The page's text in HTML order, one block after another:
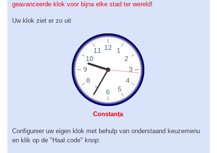
geavanceerde klok voor bijna elke stad ter wereld!
Uw klok ziet er zo uit
Constanța
Configureer uw eigen klok met behulp van onderstaand keuzemenu
en klik op de "Haal code" knop: